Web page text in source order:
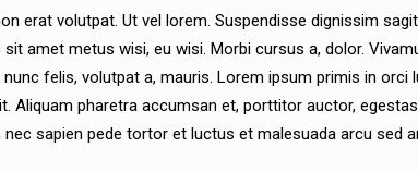
erat volutpat. Ut vel lorem. Suspendisse dignissim
sit amet metus wisi, eu wisi. Morbi cursus a, dolor.
felis, volutpat a, mauris. Lorem ipsum primis in
Aliquam pharetra accumsan et, porttitor auctor,
nec sapien pede tortor et luctus et malesuada arcu